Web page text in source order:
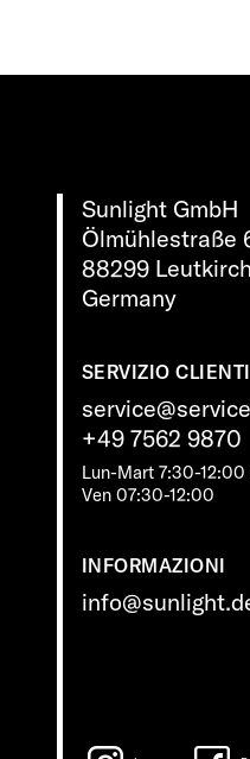
Sunlight GmbH
Ölmühlestraße
88299 Leutkirch
Germany
SERVIZIO CLIENTI
+49 7562 9870
Lun-Mart 7:30-
Ven 07:30-12:00
INFORMAZIONI